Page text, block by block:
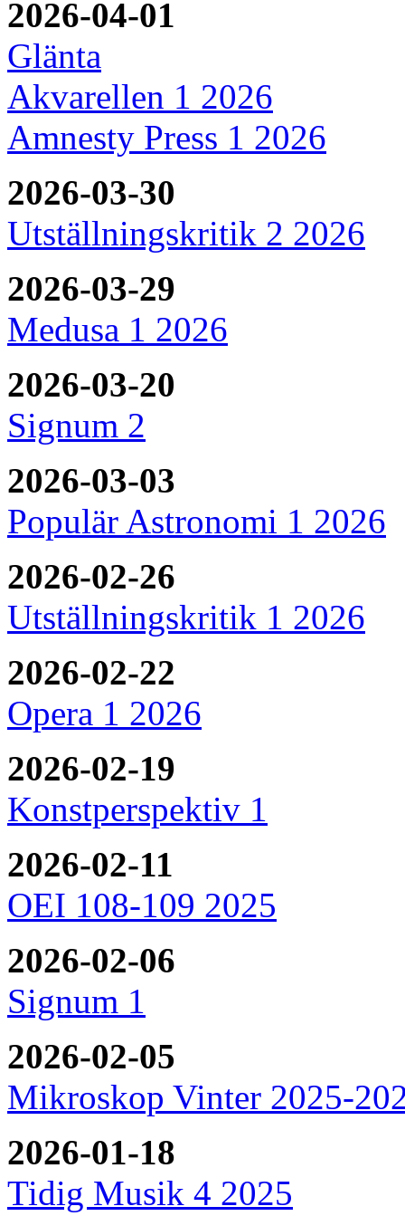
2026-04-01
Glänta
Akvarellen 1 2026
Amnesty Press 1 2026
2026-03-30
Utställningskritik 2 2026
2026-03-29
Medusa 1 2026
2026-03-20
Signum 2
2026-03-03
Populär Astronomi 1 2026
2026-02-26
Utställningskritik 1 2026
2026-02-22
Opera 1 2026
2026-02-19
Konstperspektiv 1
2026-02-11
OEI 108-109 2025
2026-02-06
Signum 1
2026-02-05
Mikroskop Vinter 2025-
2026-01-18
Tidig Musik 4 2025